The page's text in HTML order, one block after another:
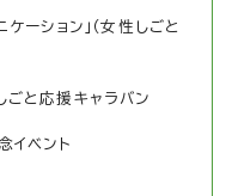
ーション」（女性しごと
と応援キャラバン
イベント